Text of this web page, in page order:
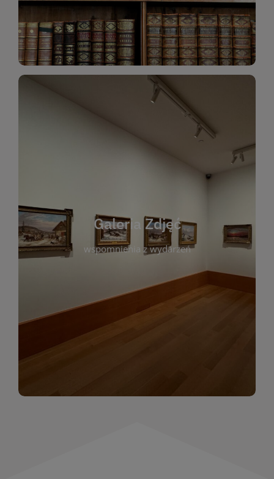
Katalog Zbiorów
Galeria Zdjęć
wspomnienia z wydarzeń
Galeria Zdjęć
wspomnienia z wydarzeń, spotkań i projektów
którym można zobaczyć, jak żyje nasza biblioteka
i jej społeczność. Zdjęcia dokumentują zarówno
uroczyste chwile, jak i codzienne aktywności
czytelników. Regularnie dodajemy nowe galerie,
by każdy mógł powrócić do wyjątkowych
momentów. Zapraszamy do obejrzenia,
wspominania i inspirowania się!